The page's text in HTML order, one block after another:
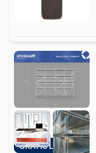
GRATIS LEVERING